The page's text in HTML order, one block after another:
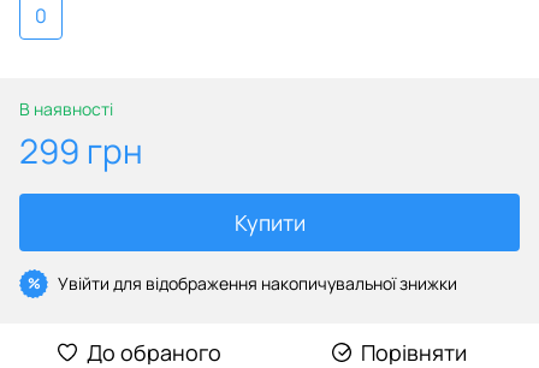
0
В наявності
299 грн
Купити
% Увійти для відображення накопичувальної знижки
До обраного Порівняти